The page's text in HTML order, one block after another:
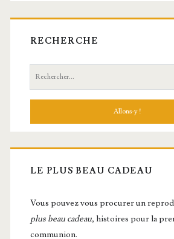
RECHERCHE
Recherche:
LE PLUS BEAU CADEAU
Vous pou­vez vous pro­cu­rer un
plus beau cadeau, histoires pour la
communion.